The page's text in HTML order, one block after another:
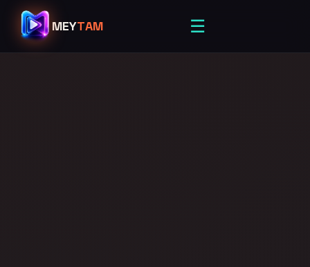
MEYTAM ☰